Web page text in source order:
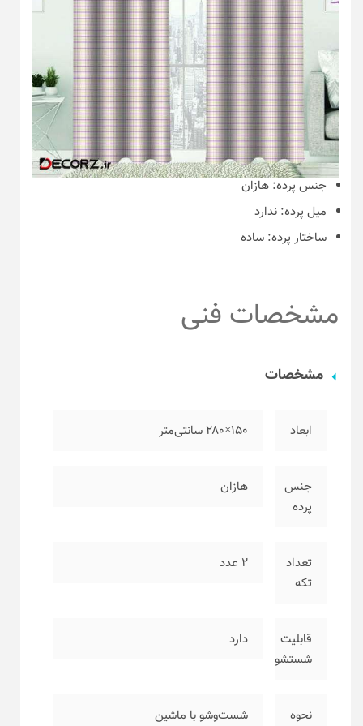
جنس پرده: هازان
میل پرده: ندارد
ساختار پرده: ساده
مشخصات فنی
مشخصات
ابعاد ۱۵۰×۲۸۰ سانتی‌متر
جنس
پرده
هازان
تعداد
تکه
۲ عدد
قابلیت
شستشو
دارد
نحوه
شست‌وشو با ماشین